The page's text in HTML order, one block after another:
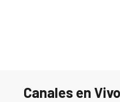
Canales en Vivo